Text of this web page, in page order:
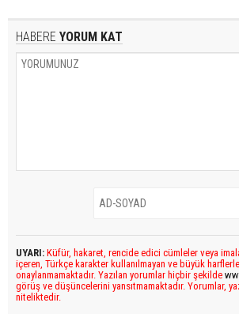
HABERE YORUM KAT
UYARI: Küfür, hakaret, rencide edici cümleler veya
içeren, Türkçe karakter kullanılmayan ve büyük
onaylanmamaktadır. Yazılan yorumlar hiçbir şekilde
görüş ve düşüncelerini yansıtmamaktadır. Yorumlar,
niteliktedir.